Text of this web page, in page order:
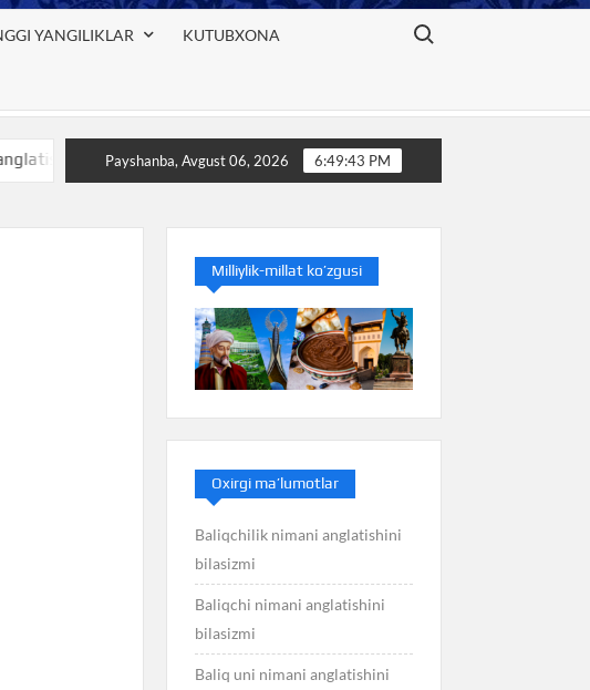
YANGILIKLAR KUTUBXONA
Search for:
bilasizmi Baliqchilik nimani anglatishini bilasizmi
Payshanba, Avgust 06, 2026 6:49:44 PM
Milliylik-millat ko’zgusi
Oxirgi ma’lumotlar
Baliqchilik nimani anglatishini
bilasizmi
Baliqchi nimani anglatishini
bilasizmi
Baliq uni nimani anglatishini